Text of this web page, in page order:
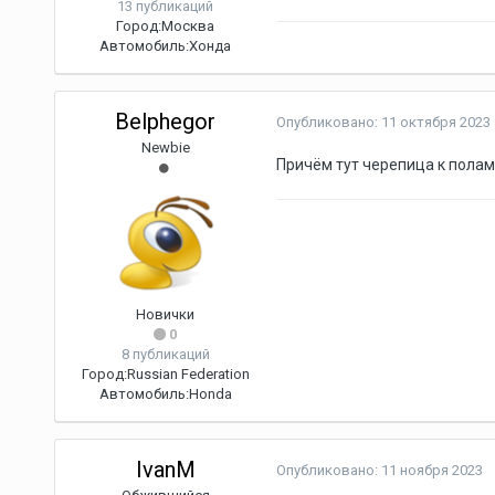
13 публикаций
Город:Москва
Автомобиль:Хонда
Belphegor
Newbie
Новички
0
8 публикаций
Город:Russian Federation
Автомобиль:Honda
Опубликовано: 11 октября 2023
Причём тут черепица к
IvanM Опубликовано: 11 ноября 2023